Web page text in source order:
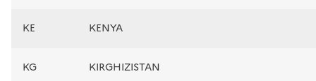
KE KENYA
KG KIRGHIZISTAN